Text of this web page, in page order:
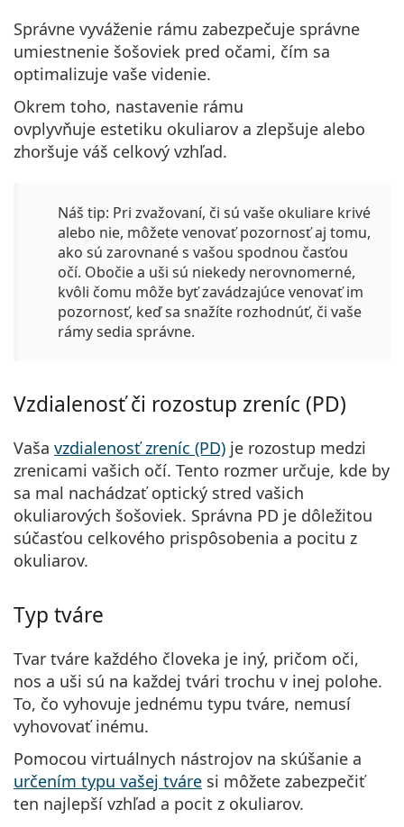
Správne vyváženie rámu zabezpečuje správne
umiestnenie šošoviek pred očami, čím sa
optimalizuje vaše videnie.
Okrem toho, nastavenie rámu
ovplyvňuje estetiku okuliarov a zlepšuje alebo
zhoršuje váš celkový vzhľad.
Náš tip: Pri zvažovaní, či sú vaše okuliare krivé
alebo nie, môžete venovať pozornosť aj tomu,
ako sú zarovnané s vašou spodnou časťou
očí. Obočie a uši sú niekedy nerovnomerné,
kvôli čomu môže byť zavádzajúce venovať im
pozornosť, keď sa snažíte rozhodnúť, či vaše
rámy sedia správne.
Vzdialenosť či rozostup zreníc (PD)
Vaša vzdialenosť zreníc (PD) je rozostup medzi
zrenicami vašich očí. Tento rozmer určuje, kde by
sa mal nachádzať optický stred vašich
okuliarových šošoviek. Správna PD je dôležitou
súčasťou celkového prispôsobenia a pocitu z
okuliarov.
Typ tváre
Tvar tváre každého človeka je iný, pričom oči,
nos a uši sú na každej tvári trochu v inej polohe.
To, čo vyhovuje jednému typu tváre, nemusí
vyhovovať inému.
Pomocou virtuálnych nástrojov na skúšanie a
určením typu vašej tváre si môžete zabezpečiť
ten najlepší vzhľad a pocit z okuliarov.